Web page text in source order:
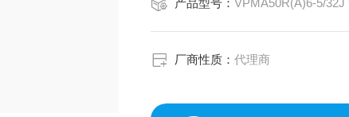
产品型号：VPMA50R(A)6-5/32J
厂商性质：代理商